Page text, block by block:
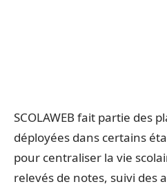
SCOLAWEB fait partie des
déployées dans certains
pour centraliser la vie
relevés de notes, suivi des